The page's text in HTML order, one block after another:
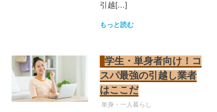
引越[…]
もっと読む
学生・単身者向け！コ
スパ最強の引越し業者
はここだ
引越し業者
単身・一人暮らし